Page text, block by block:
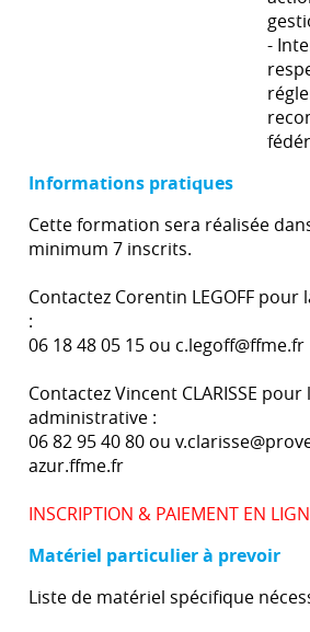
-
Informations pratiques
Cette formation sera réalisée
minimum 7 inscrits.
Contactez Corentin LEGOFF
:
06 18 48 05 15 ou c.legoff@ffme.fr
Contactez Vincent CLARISSE
administrative :
06 82 95 40 80 ou
azur.ffme.fr
INSCRIPTION & PAIEMENT EN
Matériel particulier à prevoir
Liste de matériel spécifique